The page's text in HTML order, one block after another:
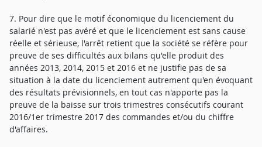
7. Pour dire que le motif économique du licenciement du
salarié n'est pas avéré et que le licenciement est sans cause
réelle et sérieuse, l'arrêt retient que la société se réfère pour
preuve de ses difficultés aux bilans qu'elle produit des
années 2013, 2014, 2015 et 2016 et ne justifie pas de sa
situation à la date du licenciement autrement qu'en évoquant
des résultats prévisionnels, en tout cas n'apporte pas la
preuve de la baisse sur trois trimestres consécutifs courant
2016/1er trimestre 2017 des commandes et/ou du chiffre
d'affaires.